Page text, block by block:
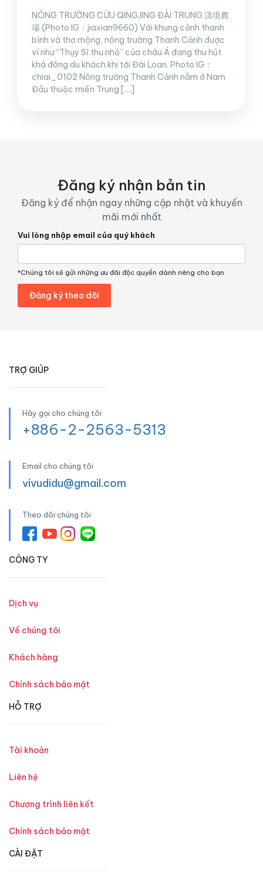
NÔNG TRƯỜNG CỪU QINGJING ĐÀI TRUNG 清境農
場 (Photo IG：jiaxian9660) Với khung cảnh thanh
bình và thơ mộng, nông trường Thanh Cảnh được
ví như “Thụy Sĩ thu nhỏ” của châu Á đang thu hút
khá đông du khách khi tới Đài Loan. Photo IG：
chiai_0102 Nông trường Thanh Cảnh nằm ở Nam
Đầu thuộc miền Trung […]
Đăng ký nhận bản tin
Đăng ký để nhận ngay những cập nhật và khuyến
mãi mới nhất
Vui lòng nhập email của quý khách
*Chúng tôi sẽ gửi những ưu đãi độc quyền dành riêng cho bạn
TRỢ GIÚP
Hãy gọi cho chúng tôi
+886-2-2563-5313
Email cho chúng tôi
vivudidu@gmail.com
Theo dõi chúng tôi
CÔNG TY
Dịch vụ
Về chúng tôi
Khách hàng
Chính sách bảo mật
HỖ TRỢ
Tài khoản
Liên hệ
Chương trình liên kết
Chính sách bảo mật
CÀI ĐẶT